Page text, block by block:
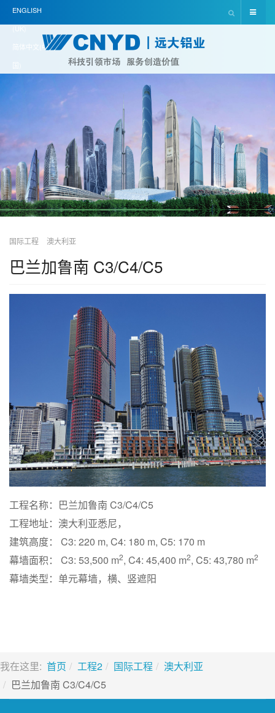
ENGLISH
(UK)
简体中文(中
国)
国际工程 澳大利亚
巴兰加鲁南 C3/C4/C5
工程名称：巴兰加鲁南 C3/C4/C5
工程地址：澳大利亚悉尼，
建筑高度： C3: 220 m, C4: 180 m, C5: 170 m
幕墙面积： C3: 53,500 m2, C4: 45,400 m2, C5: 43,780 m2
幕墙类型：单元幕墙，横、竖遮阳
我在这里: 首页 工程2 国际工程
澳大利亚
巴兰加鲁南 C3/C4/C5